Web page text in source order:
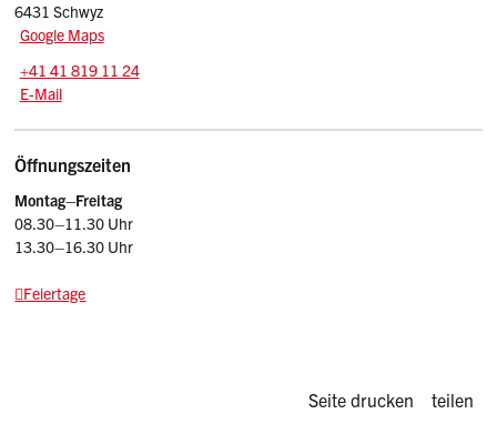
6431 Schwyz
Google Maps
Tel.:
+41 41 819 11 24
E-Mail: srsz
E-Mail
Öffnungszeiten
Montag–Freitag
08.30–11.30 Uhr
13.30–16.30 Uhr
Feiertage
Diese Seite
Seite drucken teilen